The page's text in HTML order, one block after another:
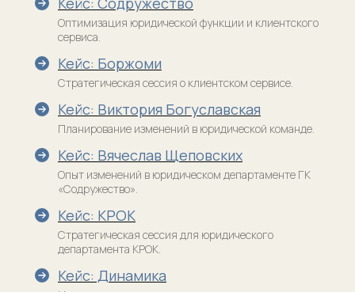
Оптимизация юридической функции и клиентского
сервиса.
Кейс: Боржоми
Стратегическая сессия о клиентском сервисе.
Кейс: Виктория Богуславская
Планирование изменений в юридической команде.
Кейс: Вячеслав Щеповских
Опыт изменений в юридическом департаменте ГК
«Содружество».
Кейс: КРОК
Стратегическая сессия для юридического
департамента КРОК.
Кейс: Динамика
Разработка сайта